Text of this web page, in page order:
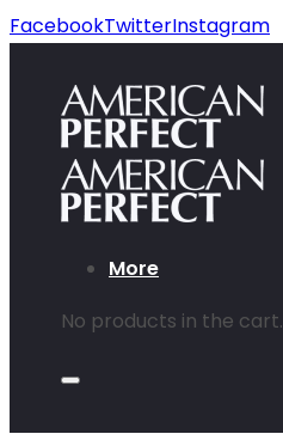
FacebookTwitterInstagram
More
No products in the cart.